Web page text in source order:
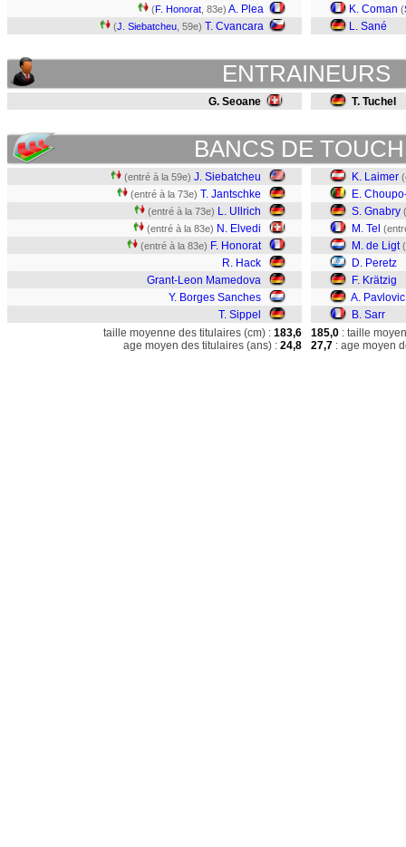
(F. Honorat , 83e) A. Plea
(J. Siebatcheu , 59e) T. Cvancara
K. Coman (
L. Sané
ENTRAINEURS
G. Seoane T. Tuchel
BANCS DE
(entré à la 59e) J. Siebatcheu
(entré à la 73e) T. Jantschke
(entré à la 73e) L. Ullrich
(entré à la 83e) N. Elvedi
(entré à la 83e) F. Honorat
R. Hack
Grant-Leon Mamedova
Y. Borges Sanches
T. Sippel
K. Laimer
E.
S. Gnabry
M. Tel
M. de Ligt
D. Peretz
F. Krätzig
A. Pavlovic
B. Sarr
taille moyenne des titulaires (cm) : 183,6
age moyen des titulaires (ans) : 24,8
185,0 : taille
27,7 : age moyen